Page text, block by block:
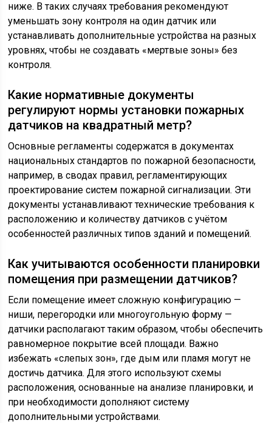
ниже. В таких случаях требования рекомендуют
уменьшать зону контроля на один датчик или
устанавливать дополнительные устройства на разных
уровнях, чтобы не создавать «мертвые зоны» без
контроля.
Какие нормативные документы
регулируют нормы установки пожарных
датчиков на квадратный метр?
Основные регламенты содержатся в документах
национальных стандартов по пожарной безопасности,
например, в сводах правил, регламентирующих
проектирование систем пожарной сигнализации. Эти
документы устанавливают технические требования к
расположению и количеству датчиков с учётом
особенностей различных типов зданий и помещений.
Как учитываются особенности планировки
помещения при размещении датчиков?
Если помещение имеет сложную конфигурацию —
ниши, перегородки или многоугольную форму —
датчики располагают таким образом, чтобы обеспечить
равномерное покрытие всей площади. Важно
избежать «слепых зон», где дым или пламя могут не
достичь датчика. Для этого используют схемы
расположения, основанные на анализе планировки, и
при необходимости дополняют систему
дополнительными устройствами.